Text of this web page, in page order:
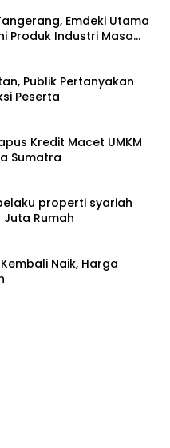
Emdeki Utama
Produk Industri Masa
Publik Pertanyakan
Peserta
Kredit Macet UMKM
Sumatra
properti syariah
Rumah
Naik, Harga